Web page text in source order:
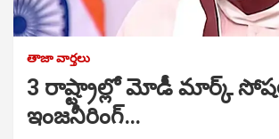
తాజా వార్తలు
3 రాష్ట్రాల్లో మోడీ మార్క్
ఇంజనీరింగ్…